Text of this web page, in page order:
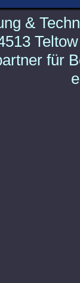
&
für